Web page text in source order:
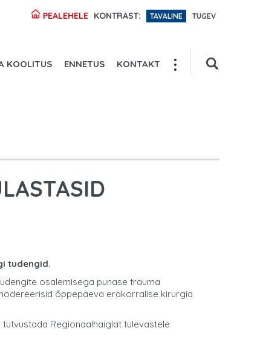
PEALEHELE KONTRAST: TAVALINE TUGEV
KOOLITUS ENNETUS KONTAKT
tudengid.
osalemisega punase trauma
õppepäeva erakorralise kirurgia
Regionaalhaiglat tulevastele